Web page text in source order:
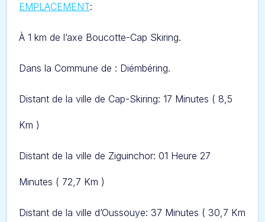
EMPLACEMENT:
À 1 km de l’axe Boucotte-Cap Skiring.
Dans la Commune de : Diémbéring.
Distant de la ville de Cap-Skiring: 17 Minutes ( 8,5
Km )
Distant de la ville de Ziguinchor: 01 Heure 27
Minutes ( 72,7 Km )
Distant de la ville d’Oussouye: 37 Minutes ( 30,7 Km